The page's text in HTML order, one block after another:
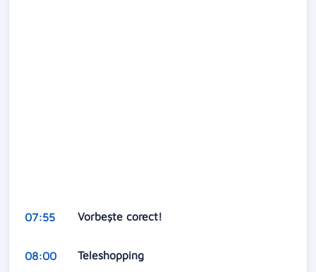
07:55 Vorbeşte corect!
08:00 Teleshopping